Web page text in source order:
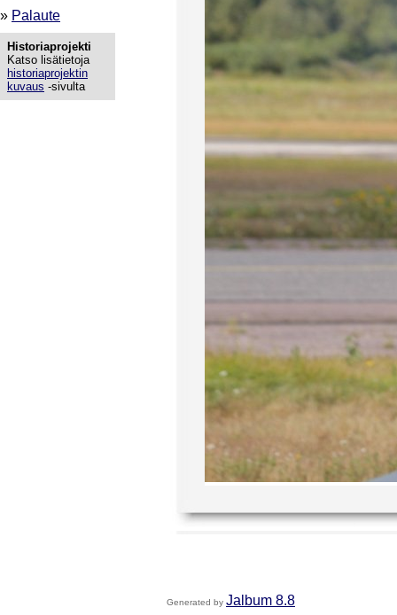
» Palaute
Historiaprojekti
Katso lisätietoja
historiaprojektin
kuvaus -sivulta
Generated by Jalbum 8.8